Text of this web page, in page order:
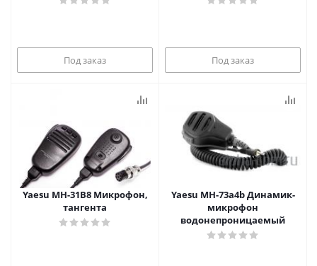
Под заказ Под заказ
Yaesu MH-31B8 Микрофон,
тангента
Yaesu MH-73a4b Динамик-
микрофон
водонепроницаемый